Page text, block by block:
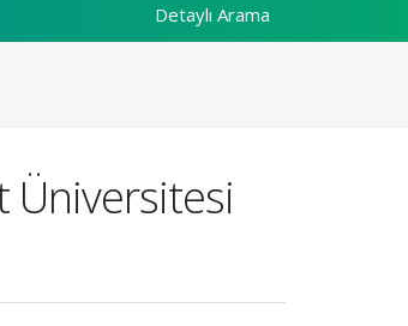
Detaylı Arama
Üniversitesi